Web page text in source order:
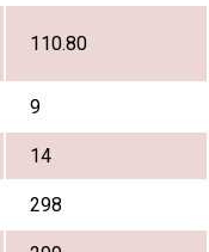
110.80
9
14
298